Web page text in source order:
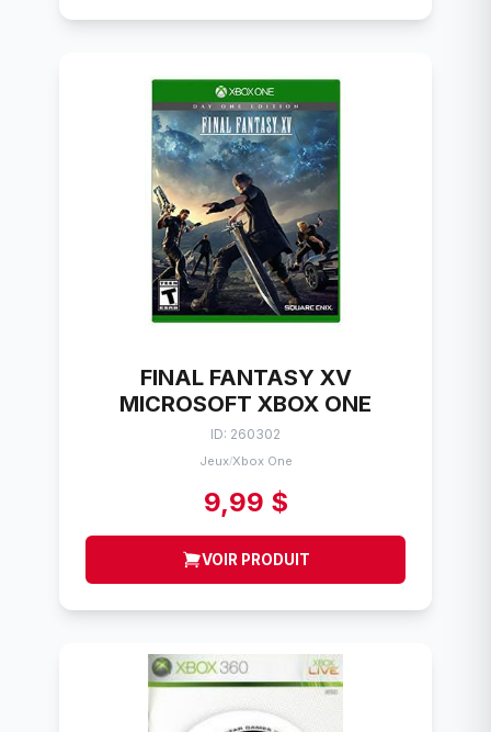
FINAL FANTASY XV
MICROSOFT XBOX ONE
ID: 260302
Jeux/Xbox One
9,99 $
VOIR PRODUIT